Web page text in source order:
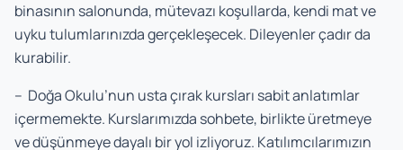
binasının salonunda, mütevazı koşullarda, kendi mat ve
uyku tulumlarınızda gerçekleşecek. Dileyenler çadır da
kurabilir.
– Doğa Okulu’nun usta çırak kursları sabit anlatımlar
içermemekte. Kurslarımızda sohbete, birlikte üretmeye
ve düşünmeye dayalı bir yol izliyoruz. Katılımcılarımızın